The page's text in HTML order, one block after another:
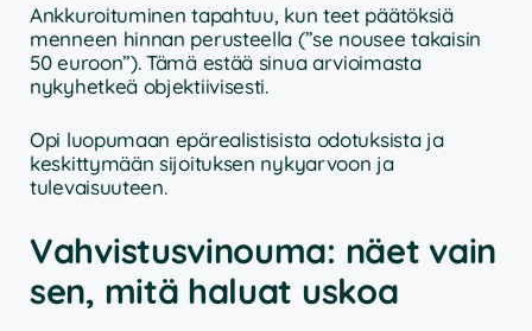
Ankkuroituminen tapahtuu, kun teet päätöksiä
menneen hinnan perusteella (”se nousee takaisin
50 euroon”). Tämä estää sinua arvioimasta
nykyhetkeä objektiivisesti.
Opi luopumaan epärealistisista odotuksista ja
keskittymään sijoituksen nykyarvoon ja
tulevaisuuteen.
Vahvistusvinouma: näet vain
sen, mitä haluat uskoa